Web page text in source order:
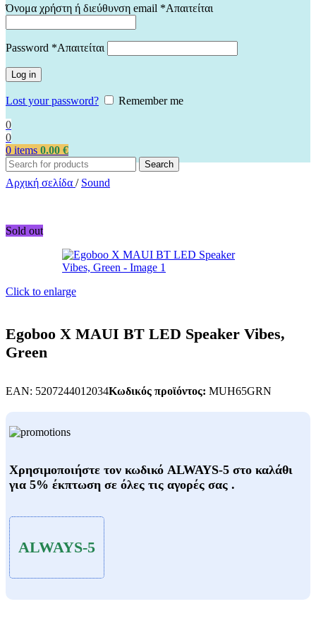
Όνομα χρήστη ή διεύθυνση email *Απαιτείται
Password *Απαιτείται
Log in
Lost your password?
Remember me
0
0
0 items 0.00 €
Search
Αρχική σελίδα / Sound
Sold out
Click to enlarge
Egoboo X MAUI BT LED Speaker Vibes,
Green
EAN: 5207244012034Κωδικός προϊόντος: MUH65GRN
Χρησιμοποιήστε τον κωδικό ALWAYS-5 στο καλάθι
για 5% έκπτωση σε όλες τις αγορές σας .
ALWAYS-5